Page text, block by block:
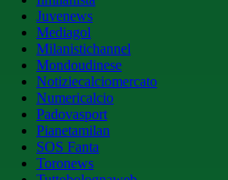
Juvenews
Mediagol
Milanistichannel
Mondoudinese
Notiziecalciomercato
Numericalcio
Padovasport
Pianetamilan
SOS Fanta
Toronews